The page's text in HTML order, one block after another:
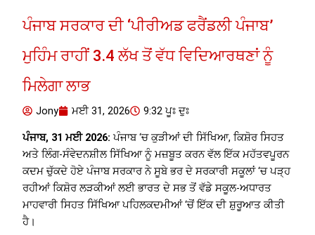
ਪੰਜਾਬ ਸਰਕਾਰ ਦੀ ‘ਪੀਰੀਅਡ ਫਰੈਂਡਲੀ ਪੰਜਾਬ’
ਮੁਹਿੰਮ ਰਾਹੀਂ 3.4 ਲੱਖ ਤੋਂ ਵੱਧ ਵਿਦਿਆਰਥਣਾਂ ਨੂੰ
ਮਿਲੇਗਾ ਲਾਭ
Jony ਮਈ 31, 2026 9:32 ਪੂਃ ਦੁਃ
ਪੰਜਾਬ, 31 ਮਈ 2026: ਪੰਜਾਬ ‘ਚ ਕੁੜੀਆਂ ਦੀ ਸਿੱਖਿਆ, ਕਿਸ਼ੋਰ ਸਿਹਤ
ਅਤੇ ਲਿੰਗ-ਸੰਵੇਦਨਸ਼ੀਲ ਸਿੱਖਿਆ ਨੂੰ ਮਜ਼ਬੂਤ ​​ਕਰਨ ਵੱਲ ਇੱਕ ਮਹੱਤਵਪੂਰਨ
ਕਦਮ ਚੁੱਕਦੇ ਹੋਏ ਪੰਜਾਬ ਸਰਕਾਰ ਨੇ ਸੂਬੇ ਭਰ ਦੇ ਸਰਕਾਰੀ ਸਕੂਲਾਂ ‘ਚ ਪੜ੍ਹ
ਰਹੀਆਂ ਕਿਸ਼ੋਰ ਲੜਕੀਆਂ ਲਈ ਭਾਰਤ ਦੇ ਸਭ ਤੋਂ ਵੱਡੇ ਸਕੂਲ-ਅਧਾਰਤ
ਮਾਹਵਾਰੀ ਸਿਹਤ ਸਿੱਖਿਆ ਪਹਿਲਕਦਮੀਆਂ ‘ਚੋਂ ਇੱਕ ਦੀ ਸ਼ੁਰੂਆਤ ਕੀਤੀ
ਹੈ।